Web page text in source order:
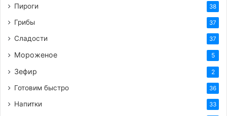
аккуратно перемешиваем. Не забудьте
попробовать и добавить при необходимости
ещё специй.
Наш красочный и ароматный гранатовый салат
свежего огурца или использовать как
самостоятельное блюдо на столе. Приятного
Пироги 38
Грибы 37
Сладости 37
Мороженое 5
Зефир 2
Готовим быстро 36
Напитки 33